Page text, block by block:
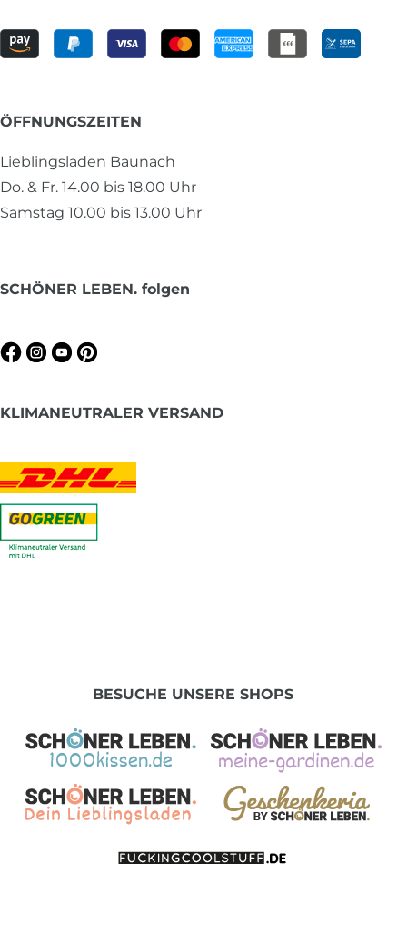
ÖFFNUNGSZEITEN
Lieblingsladen Baunach
Do. & Fr. 14.00 bis 18.00 Uhr
Samstag 10.00 bis 13.00 Uhr
SCHÖNER LEBEN. folgen
KLIMANEUTRALER VERSAND
BESUCHE UNSERE SHOPS